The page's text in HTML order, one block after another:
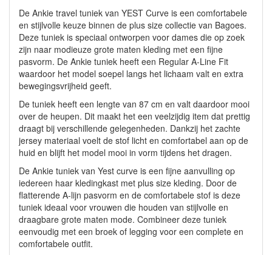
De Ankie travel tuniek van YEST Curve is een comfortabele
en stijlvolle keuze binnen de plus size collectie van Bagoes.
Deze tuniek is speciaal ontworpen voor dames die op zoek
zijn naar modieuze grote maten kleding met een fijne
pasvorm. De Ankie tuniek heeft een Regular A-Line Fit
waardoor het model soepel langs het lichaam valt en extra
bewegingsvrijheid geeft.
De tuniek heeft een lengte van 87 cm en valt daardoor mooi
over de heupen. Dit maakt het een veelzijdig item dat prettig
draagt bij verschillende gelegenheden. Dankzij het zachte
jersey materiaal voelt de stof licht en comfortabel aan op de
huid en blijft het model mooi in vorm tijdens het dragen.
De Ankie tuniek van Yest curve is een fijne aanvulling op
iedereen haar kledingkast met plus size kleding. Door de
flatterende A-lijn pasvorm en de comfortabele stof is deze
tuniek ideaal voor vrouwen die houden van stijlvolle en
draagbare grote maten mode. Combineer deze tuniek
eenvoudig met een broek of legging voor een complete en
comfortabele outfit.